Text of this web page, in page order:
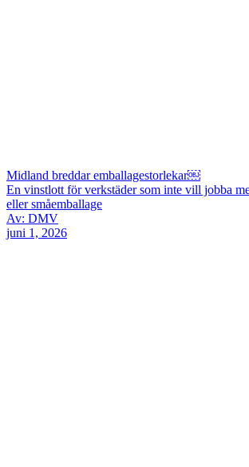
Midland breddar emballagestorlekar￼
En vinstlott för verkstäder som inte vill jobba
eller småemballage
Av: DMV
juni 1, 2026